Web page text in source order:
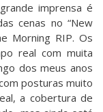
imprensa é
cenas no “New
Morning RIP. Os
real com muita
dos meus anos
posturas muito
a cobertura de